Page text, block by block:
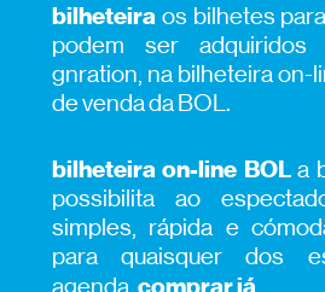
bilheteiraos bilhetes
podem ser
gnration, na bilheteira on-
de venda da BOL.
bilheteira on-line BOLa
possibilita ao
simples, rápida e
para quaisquer dos